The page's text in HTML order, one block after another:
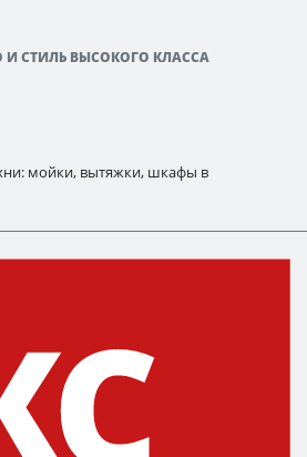
И СТИЛЬ ВЫСОКОГО КЛАССА
мойки, вытяжки, шкафы в